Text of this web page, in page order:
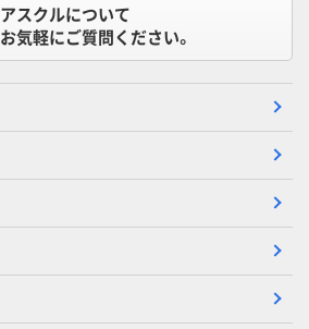
アスクルについて
お気軽にご質問ください。